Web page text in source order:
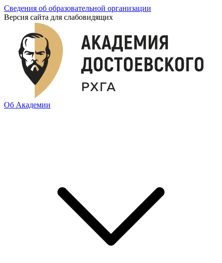
Сведения об образовательной организации
Версия сайта для слабовидящих
Об Академии